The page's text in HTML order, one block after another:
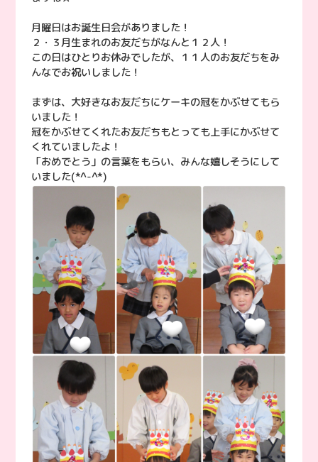
月曜日はお誕生日会がありました！
２・３月生まれのお友だちがなんと１２人！
この日はひとりお休みでしたが、１１人のお友だちをみ
んなでお祝いしました！
まずは、大好きなお友だちにケーキの冠をかぶせてもら
いました！
冠をかぶせてくれたお友だちもとっても上手にかぶせて
くれていましたよ！
「おめでとう」の言葉をもらい、みんな嬉しそうにして
いました(*^-^*)